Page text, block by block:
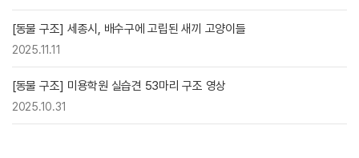
[동물 구조] 세종시, 배수구에 고립된 새끼 고양이들
2025.11.11
[동물 구조] 미용학원 실습견 53마리 구조 영상
2025.10.31